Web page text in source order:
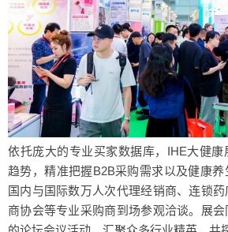
依托庞大的专业买家数据库，IHE大健
趋势，精准把握B2B采购需求以及健康
国内与国际数万人次代理经销商、连锁药
商协会等专业采购商到场参观洽谈。展